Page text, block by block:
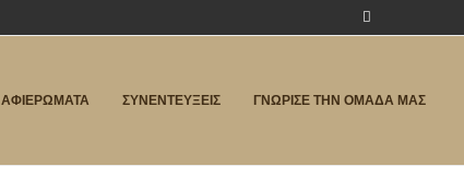
ΑΦΙΕΡΩΜΑΤΑ ΣΥΝΕΝΤΕΥΞΕΙΣ ΓΝΩΡΙΣΕ ΤΗΝ ΟΜΑΔΑ ΜΑΣ